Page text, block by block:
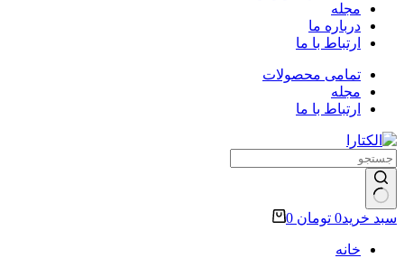
مجله
درباره ما
ارتباط با ما
تمامی محصولات
مجله
ارتباط با ما
سبد خرید0 تومان 0
خانه